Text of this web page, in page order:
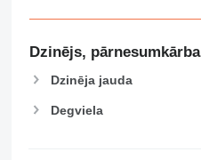
Dzinējs, pārnesumkārba
Dzinēja jauda
Degviela